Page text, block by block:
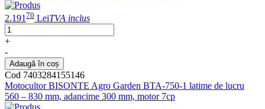
2.191 70 LeiTVA inclus
+
-
Adaugă în coș
Cod 7403284155146
Motocultor BISONTE Agro Garden BTA-750-1 latime de lucru
560 – 830 mm, adancime 300 mm, motor 7cp